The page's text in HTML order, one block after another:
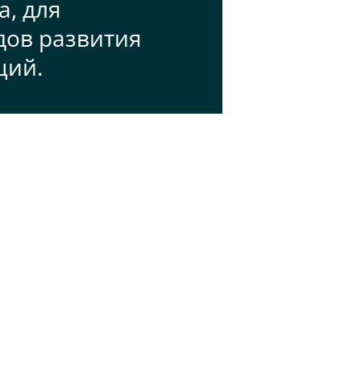
для
развития